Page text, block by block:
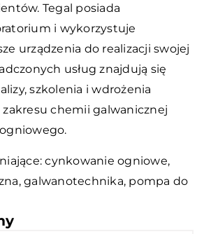
Tegal posiada
i wykorzystuje
urządzenia do realizacji swojej
usług znajdują się
szkolenia i wdrożenia
chemii galwanicznej
cynkowanie ogniowe,
galwanotechnika, pompa do